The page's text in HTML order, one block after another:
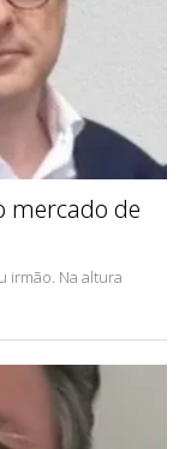
mercado de
irmão. Na altura